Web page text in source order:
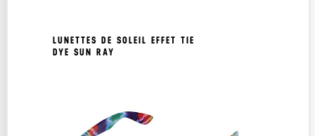
LUNETTES DE SOLEIL EFFET TIE
DYE SUN RAY